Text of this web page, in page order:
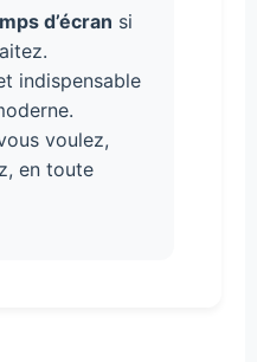
d’écran si
indispensable
voulez,
en toute